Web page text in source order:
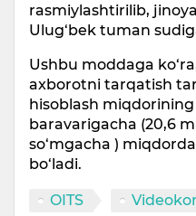
rasmiylashtirilib,
Ulug‘bek tuman
Ushbu moddaga
axborotni tarqatish
hisoblash
baravarigacha (20,6
so‘mgacha )
bo‘ladi.
OITS